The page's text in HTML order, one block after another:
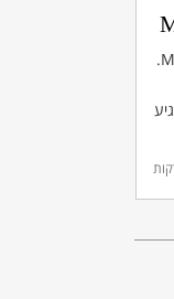
רונה מצאה בתאטרון מכשיר שמע MP3.